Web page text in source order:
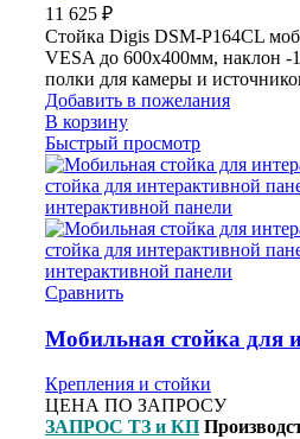
11 625 ₽
Стойка Digis DSM-P164CL
VESA до 600x400мм, наклон -
полки для камеры и
Добавить в пожелания
В корзину
Быстрый просмотр
Сравнить
Мобильная стойка для
Крепления и стойки
ЦЕНА ПО ЗАПРОСУ
ЗАПРОС ТЗ и КП